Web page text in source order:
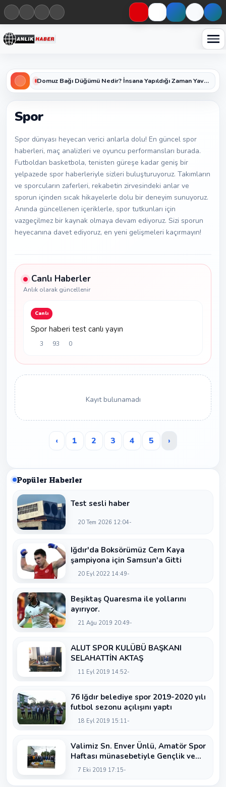
Haberleri keşfet
Domuz Bağı Düğümü Nedir? İnsana Yapıldığı Zaman Yavaş Yavaş Öldüren Ölümcül Düğümün Kan Donduran Gerçekleri
Spor
Spor dünyası heyecan verici anlarla dolu! En güncel spor
haberleri, maç analizleri ve oyuncu performansları burada.
Futboldan basketbola, tenisten güreşe kadar geniş bir
yelpazede spor haberleriyle sizleri buluşturuyoruz. Takımların
ve sporcuların zaferleri, rekabetin zirvesindeki anlar ve
sporun içinden sıcak hikayelerle dolu bir deneyim sunuyoruz.
Anında güncellenen içeriklerle, spor tutkunları için
vazgeçilmez bir kaynak olmaya devam ediyoruz. Sizi sporun
heyecanına davet ediyoruz, en yeni gelişmeleri kaçırmayın!
Canlı Haberler
Anlık olarak güncellenir
Canlı
Spor haberi test canlı yayın
3 93 0
Kayıt bulunamadı
‹ 1 2 3 4 5 ›
Popüler Haberler
Test sesli haber
20 Tem 2026 12:04
Iğdır'da Boksörümüz Cem Kaya
şampiyona için Samsun'a Gitti
20 Eyl 2022 14:49
Beşiktaş Quaresma ile yollarını
ayırıyor.
21 Ağu 2019 20:49
ALUT SPOR KULÜBÜ BAŞKANI
SELAHATTİN AKTAŞ
11 Eyl 2019 14:52
76 Iğdır belediye spor 2019-2020 yılı
futbol sezonu açılışını yaptı
18 Eyl 2019 15:11
Valimiz Sn. Enver Ünlü, Amatör Spor
Haftası münasebetiyle Gençlik ve
Spor İl Müdürlüğü tarafından...
7 Eki 2019 17:15